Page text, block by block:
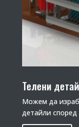
Телени
Mожем да
детайли